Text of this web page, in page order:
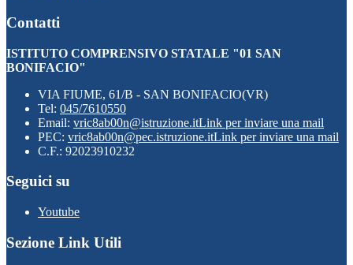
Contatti
ISTITUTO COMPRENSIVO STATALE "01 SAN
BONIFACIO"
VIA FIUME, 61/B - SAN BONIFACIO(VR)
Tel: 045/7610550
Email: vric8ab00n@istruzione.itLink per inviare una mail
PEC: vric8ab00n@pec.istruzione.itLink per inviare una mail
C.F.: 92023910232
Seguici su
Youtube
Sezione Link Utili